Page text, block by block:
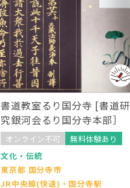
書道教室るり国分寺 [書道研
究銀河会るり国分寺本部］
オンライン不可
無料体験あり
文化・伝統
東京都 国分寺市
JR中央線(快速)・国分寺駅